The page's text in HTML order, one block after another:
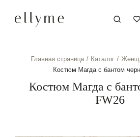
Главная страница Каталог
Костюм Магда с бантом
Костюм Магда с
FW26